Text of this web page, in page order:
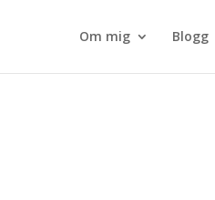
Om mig Blogg